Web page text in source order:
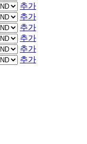
추가
추가
추가
추가
추가
추가